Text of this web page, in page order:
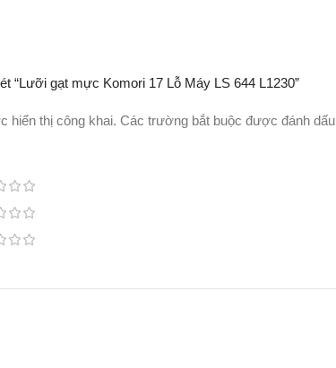
“Lưỡi gạt mực Komori 17 Lỗ Máy LS 644 L1230”
hiển thị công khai. Các trường bắt buộc được đánh dấu